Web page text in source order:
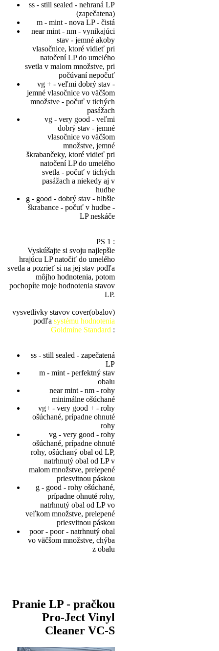
ss - still sealed - nehraná LP
(zapečatena)
m - mint - nova LP - čistá
near mint - nm - vynikajúci
stav - jemné akoby
vlasočnice, ktoré vidieť pri
natočení LP do umelého
svetla v malom množstve, pri
počúvaní nepočuť
vg + - veľmi dobrý stav -
jemné vlasočnice vo väčšom
množstve - počuť v tichých
pasážach
vg - very good - veľmi
dobrý stav - jemné
vlasočnice vo väčšom
množstve, jemné
škrabančeky, ktoré vidieť pri
natočení LP do umelého
svetla - počuť v tichých
pasážach a niekedy aj v
hudbe
g - good - dobrý stav - hlbšie
škrabance - počuť v hudbe -
LP neskáče
PS 1 :
Vyskúšajte si svoju najlepšie
hrajúcu LP natočiť do umelého
svetla a pozrieť si na jej stav podľa
môjho hodnotenia, potom
pochopíte moje hodnotenia stavov
LP.
vysvetlivky stavov cover(obalov)
podľa systému hodnotenia
Goldmine Standard :
ss - still sealed - zapečatená
LP
m - mint - perfektný stav
obalu
near mint - nm - rohy
minimálne ošúchané
vg+ - very good + - rohy
ošúchané, prípadne ohnuté
rohy
vg - very good - rohy
ošúchané, prípadne ohnuté
rohy, ošúchaný obal od LP,
natrhnutý obal od LP v
malom množstve, prelepené
priesvitnou páskou
g - good - rohy ošúchané,
prípadne ohnuté rohy,
natrhnutý obal od LP vo
veľkom množstve, prelepené
priesvitnou páskou
poor - poor - natrhnutý obal
vo väčšom množstve, chýba
z obalu
Pranie LP - pračkou
Pro-Ject Vinyl
Cleaner VC-S